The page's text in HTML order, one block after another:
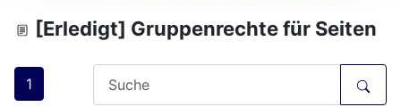
[Erledigt] Gruppenrechte für Seiten
1